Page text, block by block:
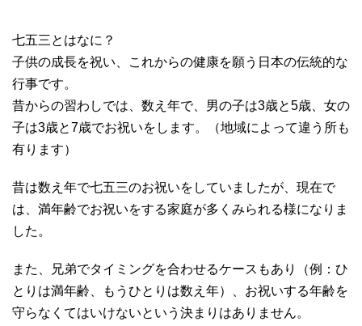
七五三とはなに？
子供の成長を祝い、これからの健康を願う日本の伝統的な
行事です。
昔からの習わしでは、数え年で、男の子は3歳と5歳、女の
子は3歳と7歳でお祝いをします。（地域によって違う所も
有ります）
昔は数え年で七五三のお祝いをしていましたが、現在で
は、満年齢でお祝いをする家庭が多くみられる様になりま
した。
また、兄弟でタイミングを合わせるケースもあり（例：ひ
とりは満年齢、もうひとりは数え年）、お祝いする年齢を
守らなくてはいけないという決まりはありません。